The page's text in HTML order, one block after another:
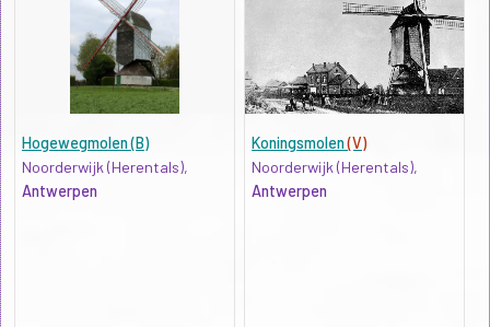
Hogewegmolen (B)
Noorderwijk (Herentals),
Antwerpen
Koningsmolen(V)
Noorderwijk (Herentals),
Antwerpen